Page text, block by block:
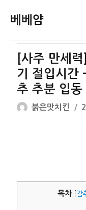
베베얌
[사주 만세
기 절입시간
추 추분 입동
글
쓴
붉은맛치킨
목차 감